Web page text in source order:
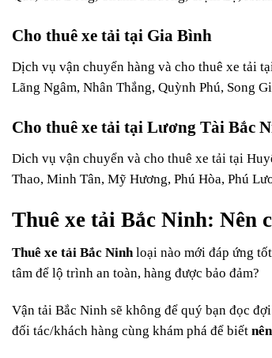
Cho thuê xe tải tại Gia Bình
Dịch vụ vận chuyển hàng và cho thuê xe tải
Lãng Ngâm, Nhân Thắng, Quỳnh Phú, Song
Cho thuê xe tải tại Lương Tài Bắc
Dich vụ vận chuyển và cho thuê xe tải tại
Thao, Minh Tân, Mỹ Hương, Phú Hòa, Phú
Thuê xe tải Bắc Ninh: Nên
Thuê xe tải Bắc Ninhloại nào mới đáp ứng
tâm để lộ trình an toàn, hàng được bảo đảm?
Vận tải Bắc Ninh sẽ không để quý bạn đọc
đối tác/khách hàng cùng khám phá để biết